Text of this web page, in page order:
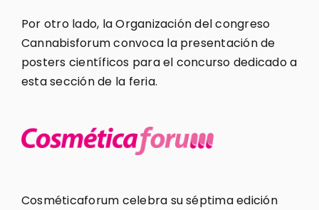
Por otro lado, la Organización del congreso
Cannabisforum convoca la presentación de
posters científicos para el concurso dedicado a
esta sección de la feria.
Cosméticaforum celebra su séptima edición